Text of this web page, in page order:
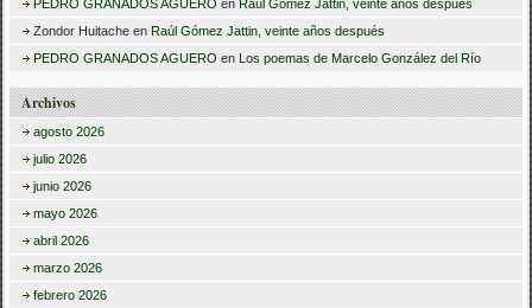
PEDRO GRANADOS AGUERO en Raúl Gómez Jattin, veinte años después
Zondor Huitache en Raúl Gómez Jattin, veinte años después
PEDRO GRANADOS AGUERO en Los poemas de Marcelo González del Río
Archivos
agosto 2026
julio 2026
junio 2026
mayo 2026
abril 2026
marzo 2026
febrero 2026